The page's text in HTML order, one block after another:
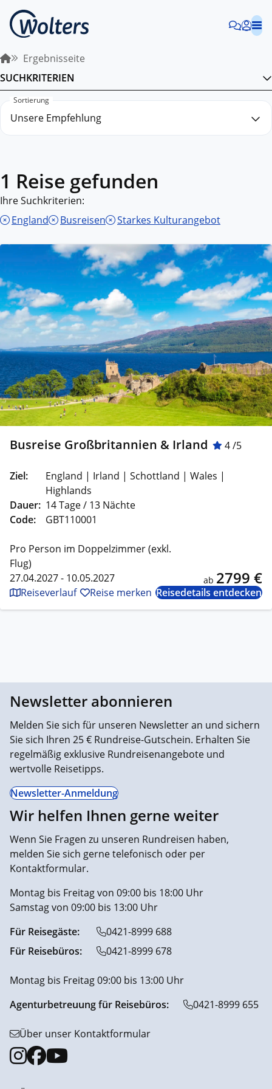
Ergebnisseite
SUCHKRITERIEN
Sortierung
1 Reise gefunden
Ihre Suchkriterien:
England
Busreisen Starkes Kulturangebot
Busreise Großbritannien & Irland 4 /5
Ziel:
England | Irland | Schottland | Wales |
Highlands
Dauer: 14 Tage / 13 Nächte
Code:
GBT110001
Pro Person im Doppelzimmer (exkl.
Flug)
27.04.2027 - 10.05.2027
ab 2799 €
Reiseverlauf Reise merken Reisedetails entdecken
Newsletter abonnieren
Melden Sie sich für unseren Newsletter an und sichern
Sie sich Ihren 25 € Rundreise-Gutschein. Erhalten Sie
regelmäßig exklusive Rundreisenangebote und
wertvolle Reisetipps.
Newsletter-Anmeldung
Wir helfen Ihnen gerne weiter
Wenn Sie Fragen zu unseren Rundreisen haben,
melden Sie sich gerne telefonisch oder per
Kontaktformular.
Montag bis Freitag von 09:00 bis 18:00 Uhr
Samstag von 09:00 bis 13:00 Uhr
Für Reisegäste:
0421-8999 688
Für Reisebüros:
0421-8999 678
Montag bis Freitag 09:00 bis 13:00 Uhr
Agenturbetreuung für Reisebüros:
0421-8999 655
Über unser Kontaktformular